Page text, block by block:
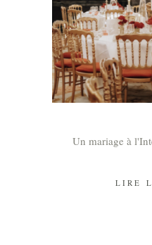
Un mariage à
LIRE